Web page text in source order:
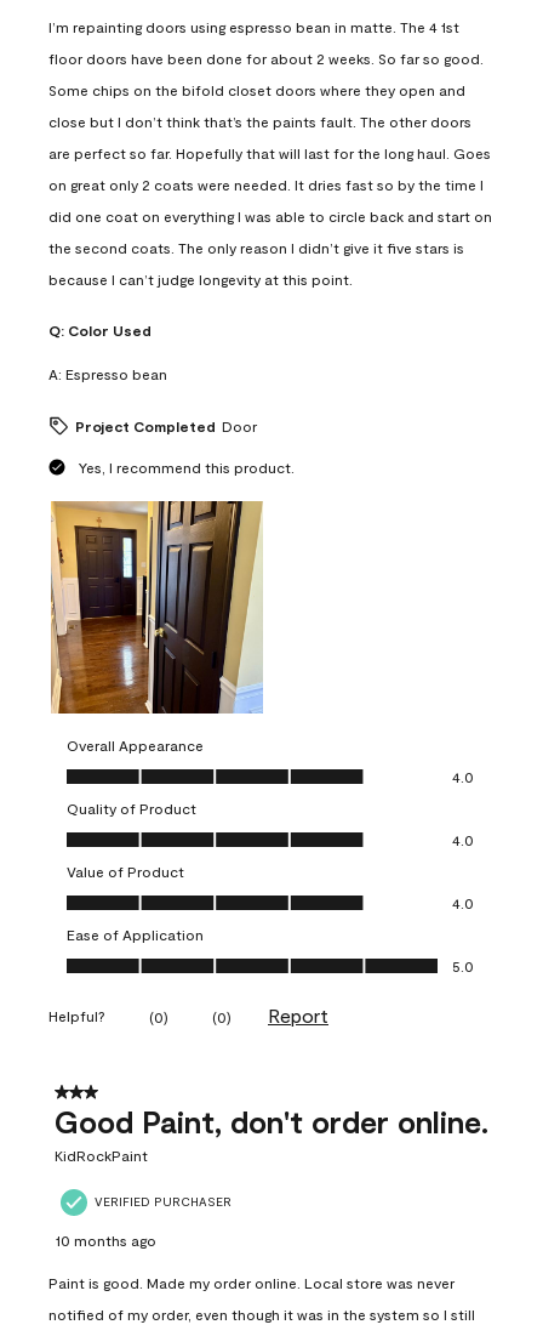
I’m repainting doors using espresso bean in matte. The 4 1st
floor doors have been done for about 2 weeks. So far so good.
Some chips on the bifold closet doors where they open and
close but I don’t think that’s the paints fault. The other doors
are perfect so far. Hopefully that will last for the long haul. Goes
on great only 2 coats were needed. It dries fast so by the time I
did one coat on everything I was able to circle back and start on
the second coats. The only reason I didn’t give it five stars is
because I can’t judge longevity at this point.
Q: Color Used
A: Espresso bean
Project Completed Door
Yes, I recommend this product.
Overall Appearance
Overall Appearance, 4.0 out of 5
4.0
Quality of Product
Quality of Product, 4.0 out of 5
4.0
Value of Product
Value of Product, 4.0 out of 5
4.0
Ease of Application
Ease of Application, 5.0 out of 5
5.0
Helpful? (0) (0) Report
3 out of 5 stars.
Good Paint, don't order online.
KidRockPaint
VERIFIED PURCHASER
10 months ago
Paint is good. Made my order online. Local store was never
notified of my order, even though it was in the system so I still